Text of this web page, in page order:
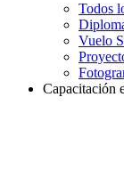
Todos
Vuelo
Capacitación